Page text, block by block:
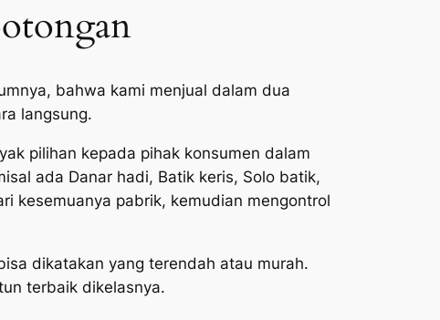
bahwa kami menjual dalam dua
langsung.
pilihan kepada pihak konsumen dalam
ada Danar hadi, Batik keris, Solo batik,
kesemuanya pabrik, kemudian mengontrol
dikatakan yang terendah atau murah.
terbaik dikelasnya.